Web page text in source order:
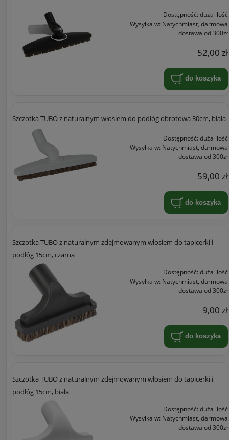
Dostępność: duża ilość
Wysyłka w: Natychmiast, darmowa
dostawa od 300zł
52,00 zł
do koszyka
Szczotka TUBO z naturalnym włosiem do podłóg obrotowa 30cm, biała
Dostępność: duża ilość
Wysyłka w: Natychmiast, darmowa
dostawa od 300zł
59,00 zł
do koszyka
Szczotka TUBO z naturalnym zdejmowanym włosiem do tapicerki i
podłóg 15cm, czarna
Dostępność: duża ilość
Wysyłka w: Natychmiast, darmowa
dostawa od 300zł
9,00 zł
do koszyka
Szczotka TUBO z naturalnym zdejmowanym włosiem do tapicerki i
podłóg 15cm, biała
Dostępność: duża ilość
Wysyłka w: Natychmiast, darmowa
dostawa od 300zł